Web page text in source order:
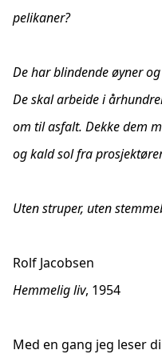
pelikaner?
De har blindende øyner
De skal arbeide i
om til asfalt. Dekke dem
og kald sol fra
Uten struper, uten
Rolf Jacobsen
Hemmelig liv, 1954
Med en gang jeg leser